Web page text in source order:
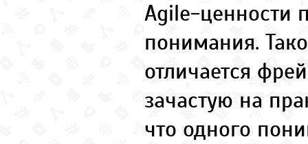
Agile-ценности
понимания.
отличается
зачастую на
что одного